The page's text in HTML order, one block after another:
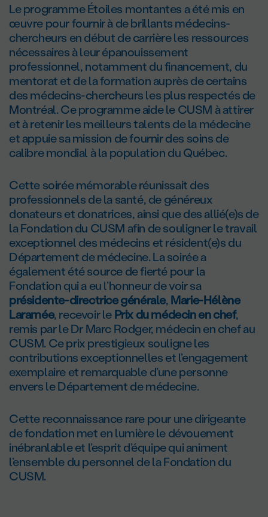
Le programme Étoiles montantes a été mis en
œuvre pour fournir à de brillants médecins-
chercheurs en début de carrière les ressources
nécessaires à leur épanouissement
professionnel, notamment du financement, du
mentorat et de la formation auprès de certains
des médecins-chercheurs les plus respectés de
Montréal. Ce programme aide le CUSM à attirer
et à retenir les meilleurs talents de la médecine
et appuie sa mission de fournir des soins de
calibre mondial à la population du Québec.
Cette soirée mémorable réunissait des
professionnels de la santé, de généreux
donateurs et donatrices, ainsi que des allié(e)s de
la Fondation du CUSM afin de souligner le travail
exceptionnel des médecins et résident(e)s du
Département de médecine. La soirée a
également été source de fierté pour la
Fondation qui a eu l’honneur de voir sa
présidente-directrice générale,Marie-Hélène
Laramée, recevoir lePrix du médecin en chef,
remis par le Dr Marc Rodger, médecin en chef au
CUSM. Ce prix prestigieux souligne les
contributions exceptionnelles et l’engagement
exemplaire et remarquable d’une personne
envers le Département de médecine.
Cette reconnaissance rare pour une dirigeante
de fondation met en lumière le dévouement
inébranlable et l’esprit d’équipe qui animent
l’ensemble du personnel de la Fondation du
CUSM.